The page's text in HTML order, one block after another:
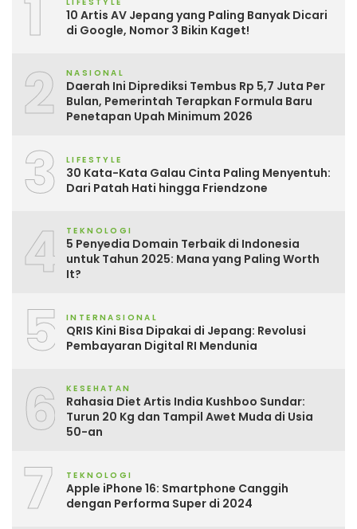
10 Artis AV Jepang yang Paling Banyak Dicari
di Google, Nomor 3 Bikin Kaget!
2 NASIONAL
Daerah Ini Diprediksi Tembus Rp 5,7 Juta Per
Bulan, Pemerintah Terapkan Formula Baru
Penetapan Upah Minimum 2026
3 LIFESTYLE
30 Kata-Kata Galau Cinta Paling Menyentuh:
Dari Patah Hati hingga Friendzone
4 TEKNOLOGI
5 Penyedia Domain Terbaik di Indonesia
untuk Tahun 2025: Mana yang Paling Worth
It?
5 INTERNASIONAL
QRIS Kini Bisa Dipakai di Jepang: Revolusi
Pembayaran Digital RI Mendunia
6 KESEHATAN
Rahasia Diet Artis India Kushboo Sundar:
Turun 20 Kg dan Tampil Awet Muda di Usia
50-an
7 TEKNOLOGI
Apple iPhone 16: Smartphone Canggih
dengan Performa Super di 2024